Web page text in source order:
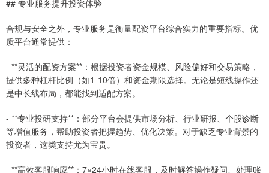
## 专业服务提升投资体验
合规与安全之外，专业服务是衡量配资平台综合实力的重要指标。优
质平台通常提供：
- **灵活的配资方案**：根据投资者资金规模、风险偏好和交易策略，
提供多种杠杆比例（如1-10倍）和资金期限选择。无论是短线操作还
是中长线布局，都能找到适配方案。
- **专业投研支持**：部分平台会提供市场分析、行业研报、个股诊断
等增值服务，帮助投资者把握趋势、优化决策。对于缺乏专业背景的
投资者，这类支持尤为宝贵。
- **高效客服响应**：7×24小时在线客服，及时解答操作疑问、处理账